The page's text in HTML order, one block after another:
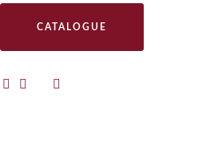
CATALOGUE